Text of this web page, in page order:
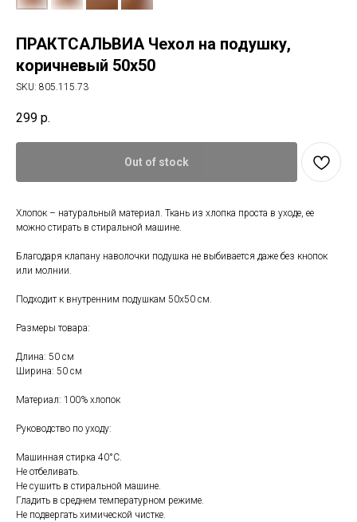
ПРАКТСАЛЬВИА Чехол на подушку,
коричневый 50х50
SKU: 805.115.73
299 р.
Out of stock
Хлопок – натуральный материал. Ткань из хлопка проста в уходе, ее
можно стирать в стиральной машине.
Благодаря клапану наволочки подушка не выбивается даже без кнопок
или молнии.
Подходит к внутренним подушкам 50х50 см.
Размеры товара:
Длина: 50 см
Ширина: 50 см
Материал: 100% хлопок
Руководство по уходу:
Машинная стирка 40°С.
Не отбеливать.
Не сушить в стиральной машине.
Гладить в среднем температурном режиме.
Не подвергать химической чистке.
График работы:
без обеда и выходных
+7 (903) 969-57-59
Контакты
Свяжитесь с нами
Почта:
info-msk@enkelshop.ru
г. Москва
ул. Поляны 8, ТЦ «ВИВА»